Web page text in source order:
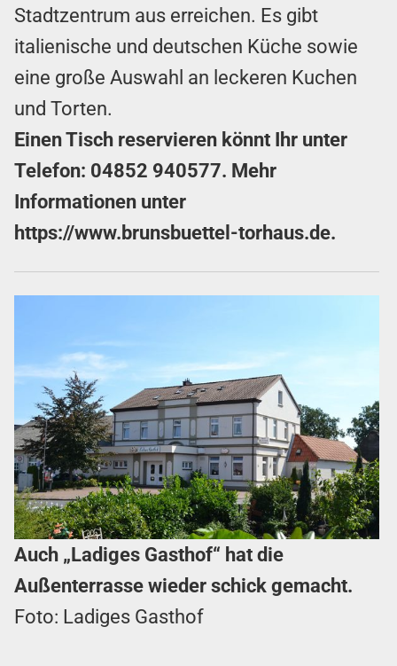
Stadtzentrum aus erreichen. Es gibt
italienische und deutschen Küche sowie
eine große Auswahl an leckeren Kuchen
und Torten.
Einen Tisch reservieren könnt Ihr unter
Telefon: 04852 940577. Mehr
Informationen unter
https://www.brunsbuettel-torhaus.de.
Auch „Ladiges Gasthof“ hat die
Außenterrasse wieder schick gemacht.
Foto: Ladiges Gasthof